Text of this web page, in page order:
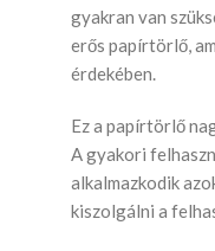
gyakran van
erős papírtörlő,
érdekében.
Ez a papírtörlő
A gyakori
alkalmazkodik
kiszolgálni a